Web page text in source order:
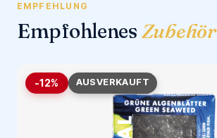
EMPFEHLUNG
Empfohlenes Zubehör
-12% AUSVERKAUFT